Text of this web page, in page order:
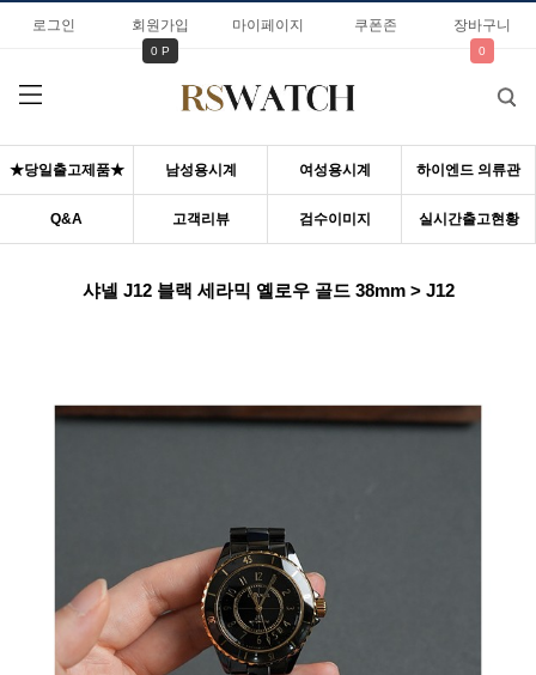
로그인 회원가입
0 P
마이페이지 쿠폰존 장바구니
0
★당일출고제품★ 남성용시계 여성용시계 하이엔드 의류관
Q&A 고객리뷰 검수이미지 실시간출고현황
샤넬 J12 블랙 세라믹 옐로우 골드 38mm > J12